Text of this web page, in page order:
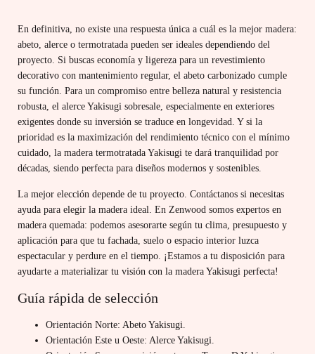
En definitiva, no existe una respuesta única a cuál es la mejor madera:
abeto, alerce o termotratada pueden ser ideales dependiendo del
proyecto. Si buscas economía y ligereza para un revestimiento
decorativo con mantenimiento regular, el abeto carbonizado cumple
su función. Para un compromiso entre belleza natural y resistencia
robusta, el alerce Yakisugi sobresale, especialmente en exteriores
exigentes donde su inversión se traduce en longevidad. Y si la
prioridad es la maximización del rendimiento técnico con el mínimo
cuidado, la madera termotratada Yakisugi te dará tranquilidad por
décadas, siendo perfecta para diseños modernos y sostenibles.
La mejor elección depende de tu proyecto. Contáctanos si necesitas
ayuda para elegir la madera ideal. En Zenwood somos expertos en
madera quemada: podemos asesorarte según tu clima, presupuesto y
aplicación para que tu fachada, suelo o espacio interior luzca
espectacular y perdure en el tiempo. ¡Estamos a tu disposición para
ayudarte a materializar tu visión con la madera Yakisugi perfecta!
Guía rápida de selección
Orientación Norte: Abeto Yakisugi.
Orientación Este u Oeste: Alerce Yakisugi.